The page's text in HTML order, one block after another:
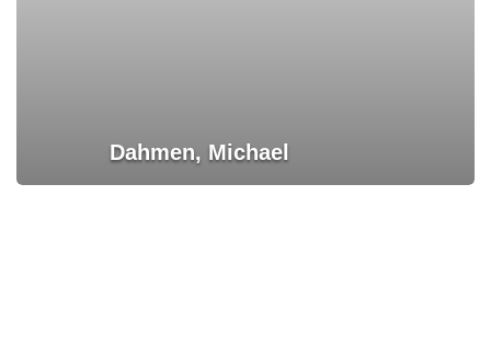
Dahmen, Michael